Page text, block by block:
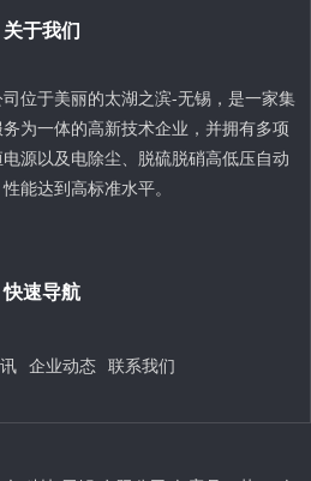
关于我们
位于美丽的太湖之滨-无锡，是一家集
为一体的高新技术企业，并拥有多项
源以及电除尘、脱硫脱硝高低压自动
能达到高标准水平。
快速导航
企业动态 联系我们